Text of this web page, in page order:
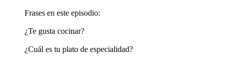
Frases en este episodio:
¿Te gusta cocinar?
¿Cuál es tu plato de especialidad?